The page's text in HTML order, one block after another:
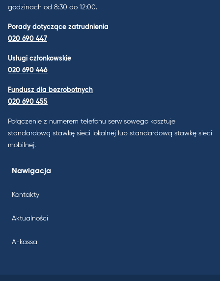
godzinach od 8:30 do 12:00.
Porady dotyczące zatrudnienia
020 690 447
Usługi członkowskie
020 690 446
Fundusz dla bezrobotnych
020 690 455
Połączenie z numerem telefonu serwisowego kosztuje
standardową stawkę sieci lokalnej lub standardową stawkę sieci
mobilnej.
Nawigacja
Kontakty
Aktualności
A-kassa